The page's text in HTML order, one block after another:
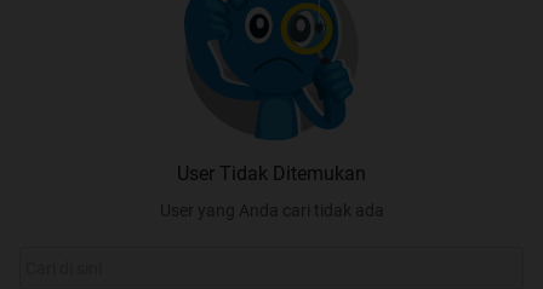
User Tidak Ditemukan
User yang Anda cari tidak ada